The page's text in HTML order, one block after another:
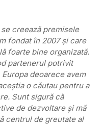
creează premisele
fondat în 2007 și care
foarte bine organizată.
partenerul potrivit
deoarece avem
o căutau pentru a
Sunt sigură că
de dezvoltare și mă
centrul de greutate al